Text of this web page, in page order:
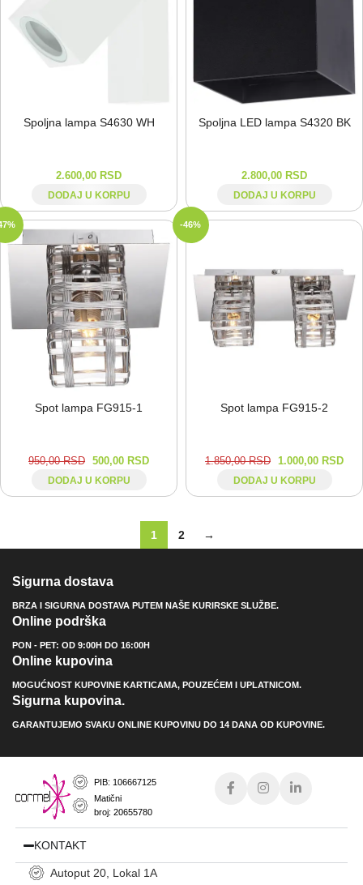
Spoljna lampa S4630 WH
2.600,00 RSD
DODAJ U KORPU
Spoljna LED lampa S4320 BK
2.800,00 RSD
DODAJ U KORPU
Spot lampa FG915-⁠1
950,00RSD 500,00 RSD
DODAJ U KORPU
-46%
Spot lampa FG915-⁠2
1.850,00RSD 1.000,00 RSD
DODAJ U KORPU
1 2 →
Sigurna dostava
BRZA I SIGURNA DOSTAVA PUTEM NAŠE KURIRSKE SLUŽBE.
Online podrška
PON - PET: OD 9:00H DO 16:00H
Online kupovina
MOGUĆNOST KUPOVINE KARTICAMA, POUZEĆEM I UPLATNICOM.
Sigurna kupovina.
GARANTUJEMO SVAKU ONLINE KUPOVINU DO 14 DANA OD KUPOVINE.
PIB: 106667125
Matični
broj: 20655780
KONTAKT
Autoput 20, Lokal 1A